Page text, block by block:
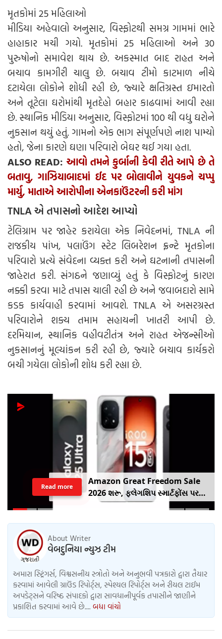
મૃતકોમાં 25 મહિલાઓ
મીડિયા અહેવાલો અનુસાર, વિસ્ફોટથી સમગ્ર ગામમાં ભારે
હાહાકાર મચી ગયો. મૃતકોમાં 25 મહિલાઓ અને 30
પુરુષોનો સમાવેશ થાય છે. અકસ્માત બાદ રાહત અને
બચાવ કામગીરી ચાલુ છે. બચાવ ટીમો કાટમાળ નીચે
દટાયેલા લોકોને શોધી રહી છે, જ્યારે ક્ષતિગ્રસ્ત ઇમારતો
અને તૂટેલા ઘરોમાંથી મૃતદેહો બહાર કાઢવામાં આવી રહ્યા
છે. સ્થાનિક મીડિયા અનુસાર, વિસ્ફોટમાં 100 થી વધુ ઘરોને
નુકસાન થયું હતું. ગામનો એક ભાગ સંપૂર્ણપણે નાશ પામ્યો
હતો, જેના કારણે ઘણા પરિવારો બેઘર થઈ ગયા હતા.
ALSO READ: આવો તમને કુર્બાની કેવી રીતે આપે છે તે
બતાવુ, ગાઝિયાબાદમાં ઈદ પર બોલાવીને યુવકને ચપ્પુ
માર્યુ, માતાએ આરોપીના એનકાઉંટરની કરી માંગ
TNLA એ તપાસનો આદેશ આપ્યો
ટેલિગ્રામ પર જાહેર કરાયેલા એક નિવેદનમાં, TNLA ની
રાજકીય પાંખ, પલાઉંગ સ્ટેટ લિબરેશન ફ્રન્ટે મૃતકોના
પરિવારો પ્રત્યે સંવેદના વ્યક્ત કરી અને ઘટનાની તપાસની
જાહેરાત કરી. સંગઠને જણાવ્યું હતું કે વિસ્ફોટનું કારણ
નક્કી કરવા માટે તપાસ ચાલી રહી છે અને જવાબદારો સામે
કડક કાર્યવાહી કરવામાં આવશે. TNLA એ અસરગ્રસ્ત
પરિવારોને શક્ય તમામ સહાયની ખાતરી આપી છે.
દરમિયાન, સ્થાનિક વહીવટીતંત્ર અને રાહત એજન્સીઓ
નુકસાનનું મૂલ્યાંકન કરી રહી છે, જ્યારે બચાવ કાર્યકરો
બચી ગયેલા લોકોની શોધ કરી રહ્યા છે.
Amazon Great Freedom Sale
2026 શરૂ, ફ્લેગશિપ સ્માર્ટફોંસ પર
બંપર ડિસ્કાઉંટ, ચેક કરો ઓફર
Read more
About Writer
વેબદુનિયા ન્યુઝ ટીમ
અમારા સ્ટ્રિંગર્સ, વિશ્વસનીય સ્ત્રોતો અને અનુભવી પત્રકારો દ્વારા તૈયાર
કરવામાં આવેલી ગ્રાઉંડ રિપોર્ટ્સ, સ્પેશ્યલ રિપોર્ટ્સ અને રીયલ ટાઈમ
અપડેટ્સને વરિષ્ઠ સંપાદકો દ્વારા સાવધાનીપૂર્વક તપાસીને જાણીને
પ્રકાશિત કરવામાં આવે છે.... બધા વાંચો